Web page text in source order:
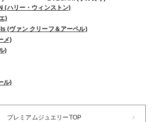
(ハリー・ウィンストン)
)
(ヴァン クリーフ＆アーペル)
メ)
)
ル)
プレミアムジュエリーTOP